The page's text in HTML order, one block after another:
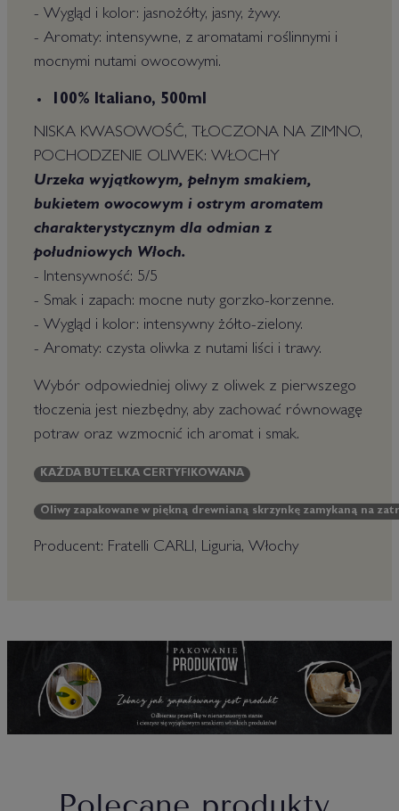
- Wygląd i kolor: jasnożółty, jasny, żywy.
- Aromaty: intensywne, z aromatami roślinnymi i
mocnymi nutami owocowymi.
100% Italiano, 500ml
NISKA KWASOWOŚĆ, TŁOCZONA NA ZIMNO,
POCHODZENIE OLIWEK: WŁOCHY
Urzeka wyjątkowym, pełnym smakiem,
bukietem owocowym i ostrym aromatem
charakterystycznym dla odmian z
południowych Włoch.
- Intensywność: 5/5
- Smak i zapach: mocne nuty gorzko-korzenne.
- Wygląd i kolor: intensywny żółto-zielony.
- Aromaty: czysta oliwka z nutami liści i trawy.
Wybór odpowiedniej oliwy z oliwek z pierwszego
tłoczenia jest niezbędny, aby zachować równowagę
potraw oraz wzmocnić ich aromat i smak.
KAŻDA BUTELKA CERTYFIKOWANA
Oliwy zapakowane w piękną drewnianą skrzynkę zamykaną na
Producent: Fratelli CARLI, Liguria, Włochy